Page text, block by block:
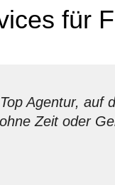
für
Top Agentur, auf
ohne Zeit oder